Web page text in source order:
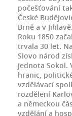
počešťování
České
Brně a v
Roku 1850
trvala 30 let.
Slovo národ
jednota Sokol.
hranic,
vzdělávací
rozdělení
a německou
vzdělání a